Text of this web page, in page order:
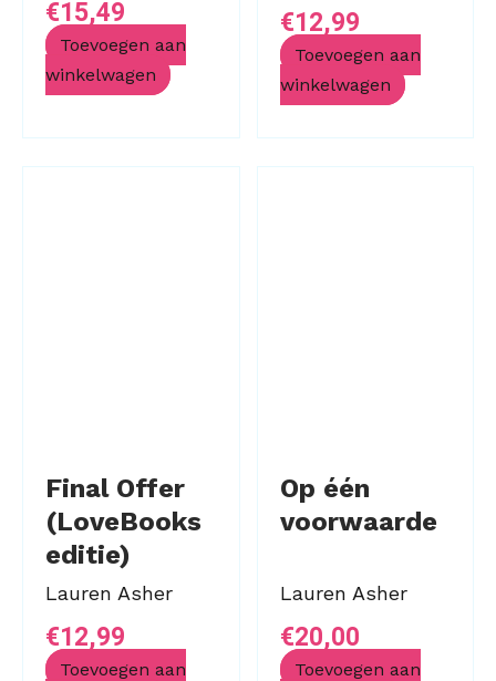
€15,49
Toevoegen aan
winkelwagen
€12,99
Toevoegen aan
winkelwagen
Final Offer
(LoveBooks
editie)
Lauren Asher
€12,99
Toevoegen aan
Op één
voorwaarde
Lauren Asher
€20,00
Toevoegen aan